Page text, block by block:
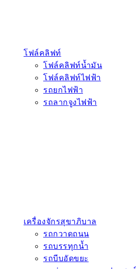
โฟล์คลิฟท์
โฟล์คลิฟท์น้ำมัน
โฟล์คลิฟท์ไฟฟ้า
รถยกไฟฟ้า
รถลากจูงไฟฟ้า
เครื่องจักรสุขาภิบาล
รถกวาดถนน
รถบรรทุกน้ำ
รถบีบอัดขยะ